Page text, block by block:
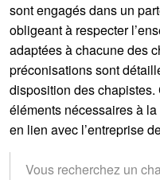
sont engagés dans un
obligeant à respecter
adaptées à chacune des
préconisations sont
disposition des
éléments nécessaires à
en lien avec l’entreprise
Vous recherchez un